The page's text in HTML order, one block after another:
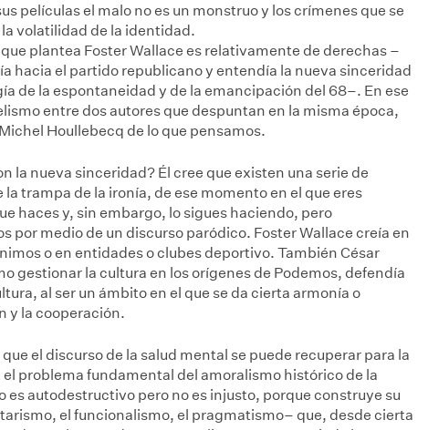
películas el malo no es un monstruo y los crímenes que se
volatilidad de la identidad.
plantea Foster Wallace es relativamente de derechas –
hacia el partido republicano y entendía la nueva sinceridad
de la espontaneidad y de la emancipación del 68–. En ese
entre dos autores que despuntan en la misma época,
Houllebecq de lo que pensamos.
la nueva sinceridad? Él cree que existen una serie de
trampa de la ironía, de ese momento en el que eres
haces y, sin embargo, lo sigues haciendo, pero
por medio de un discurso paródico. Foster Wallace creía en
o en entidades o clubes deportivo. También César
gestionar la cultura en los orígenes de Podemos, defendía
al ser un ámbito en el que se da cierta armonía o
y la cooperación.
el discurso de la salud mental se puede recuperar para la
problema fundamental del amoralismo histórico de la
es autodestructivo pero no es injusto, porque construye su
el funcionalismo, el pragmatismo– que, desde cierta